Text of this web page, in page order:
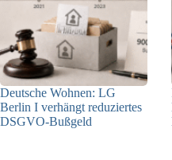
Deutsche Wohnen: LG
Berlin I verhängt reduziertes
DSGVO-Bußgeld